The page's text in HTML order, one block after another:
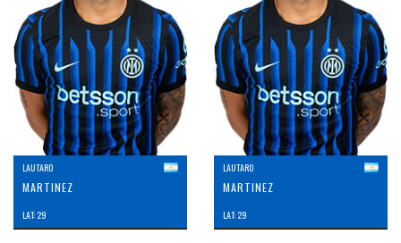
LAUTARO
MARTINEZ
LAT: 29
LAUTARO
MARTINEZ
LAT: 29